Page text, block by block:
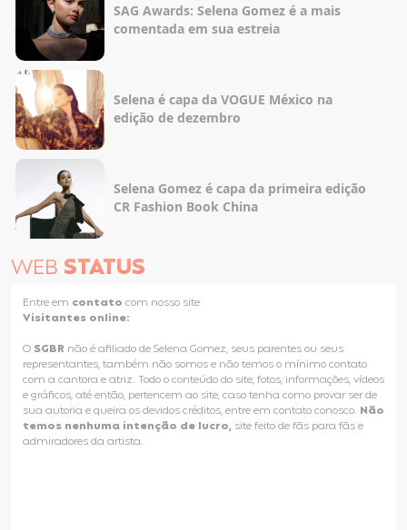
SAG Awards: Selena Gomez é a mais
comentada em sua estreia
Selena é capa da VOGUE México na
edição de dezembro
Selena Gomez é capa da primeira edição
CR Fashion Book China
WEB STATUS
Entre em contato com nosso site
Visitantes online:
O SGBR não é afiliado de Selena Gomez, seus parentes ou seus
representantes, também não somos e não temos o mínimo contato
com a cantora e atriz. Todo o conteúdo do site, fotos, informações, vídeos
e gráficos, até então, pertencem ao site, caso tenha como provar ser de
sua autoria e queira os devidos créditos, entre em contato conosco. Não
temos nenhuma intenção de lucro, site feito de fãs para fãs e
admiradores da artista.